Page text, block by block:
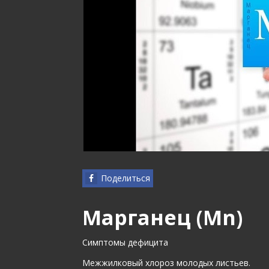
Поделиться
Марганец (Mn)
Симптомы дефицита
Межжилковый хлороз молодых листьев.